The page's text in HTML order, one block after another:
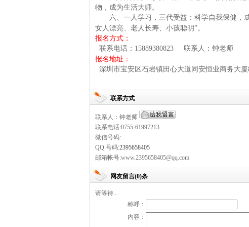
物，成为生活大师。
六、一人学习，三代受益：科学自我保健，
女人漂亮、老人长寿、小孩聪明”。
报名方式：
联系电话： 15889380823 联系人：钟老师
报名地址：
深圳市宝安区石岩镇田心大道同安恒业商务大厦
联系方式
联系人：钟老师
联系电话:0755-61997213
微信号码:
QQ 号码:2395658405
邮箱帐号:www.2395658405@qq.com
网友留言(0)条
请等待...
称呼：
内容：